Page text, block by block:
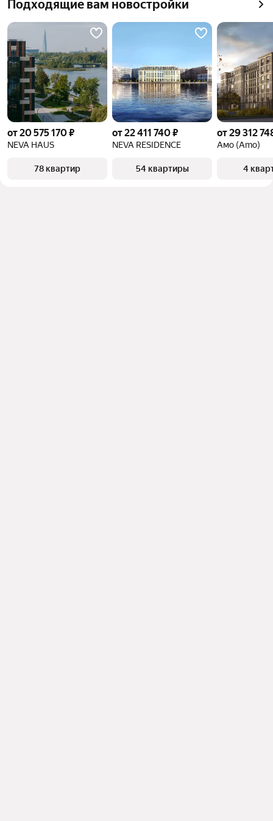
квадратного метра или площади
объект
Подходящие вам новостройки
от 20 575 170 ₽
NEVA HAUS
78 квартир
от 22 411 740 ₽
NEVA RESIDENCE
54 квартиры
от 29 312
Амо (Amo)
4